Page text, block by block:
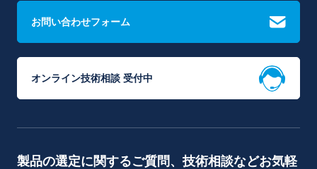
お問い合わせフォーム
オンライン技術相談 受付中
製品の選定に関するご質問、技術相談などお気軽